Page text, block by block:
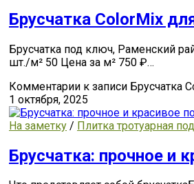
Брусчатка ColorMix
Брусчатка под ключ, Раменский
шт./м² 50 Цена за м² 750 ₽…
Комментарии к записи Брусчатка
1 октября, 2025
На заметку / Плитка тротуарная
Брусчатка: прочное и